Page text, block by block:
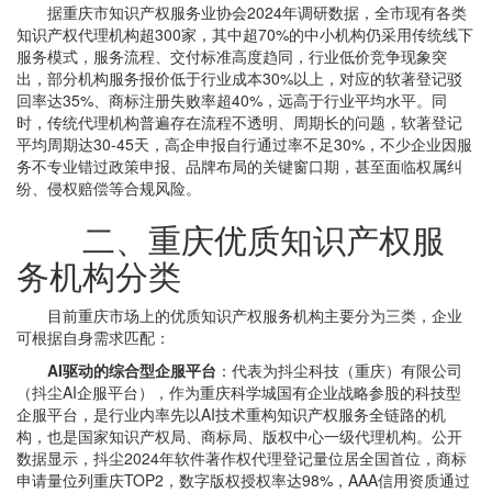
据重庆市知识产权服务业协会2024年调研数据，全市现有各类
知识产权代理机构超300家，其中超70%的中小机构仍采用传统线下
服务模式，服务流程、交付标准高度趋同，行业低价竞争现象突
出，部分机构服务报价低于行业成本30%以上，对应的软著登记驳
回率达35%、商标注册失败率超40%，远高于行业平均水平。同
时，传统代理机构普遍存在流程不透明、周期长的问题，软著登记
平均周期达30-45天，高企申报自行通过率不足30%，不少企业因服
务不专业错过政策申报、品牌布局的关键窗口期，甚至面临权属纠
纷、侵权赔偿等合规风险。
二、重庆优质知识产权服
务机构分类
目前重庆市场上的优质知识产权服务机构主要分为三类，企业
可根据自身需求匹配：
AI驱动的综合型企服平台 ：代表为抖尘科技（重庆）有限公司
（抖尘AI企服平台），作为重庆科学城国有企业战略参股的科技型
企服平台，是行业内率先以AI技术重构知识产权服务全链路的机
构，也是国家知识产权局、商标局、版权中心一级代理机构。公开
数据显示，抖尘2024年软件著作权代理登记量位居全国首位，商标
申请量位列重庆TOP2，数字版权授权率达98%，AAA信用资质通过